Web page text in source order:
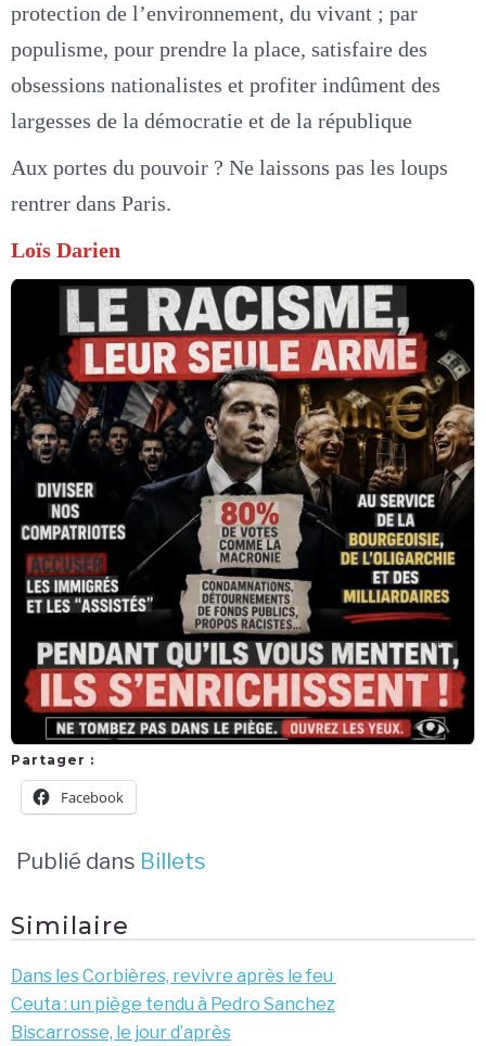
protection de l’environnement, du vivant ; par
populisme, pour prendre la place, satisfaire des
obsessions nationalistes et profiter indûment des
largesses de la démocratie et de la république
Aux portes du pouvoir ? Ne laissons pas les loups
rentrer dans Paris.
Loïs Darien
Partager :
Facebook
Publié dans Billets
Similaire
Dans les Corbières, revivre après le feu
Ceuta : un piège tendu à Pedro Sanchez
Biscarrosse, le jour d’après